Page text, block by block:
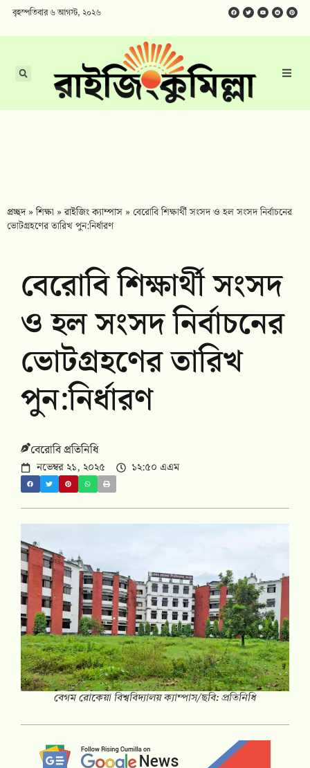
বৃহস্পতিবার ৬ আগস্ট, ২০২৬
প্রচ্ছদ»শিক্ষা »রাইজিং ক্যাম্পাস » বেরোবি শিক্ষার্থী সংসদ ও হল সংসদ নির্বাচনের
ভোটগ্রহণের তারিখ পুন:নির্ধারণ
বেরোবি শিক্ষার্থী সংসদ
ও হল সংসদ নির্বাচনের
ভোটগ্রহণের তারিখ
পুন:নির্ধারণ
বেরোবি প্রতিনিধি
নভেম্বর ২১, ২০২৫ ১২:৫০ এএম
বেগম রোকেয়া বিশ্ববিদ্যালয় ক্যাম্পাস/ছবি: প্রতিনিধি